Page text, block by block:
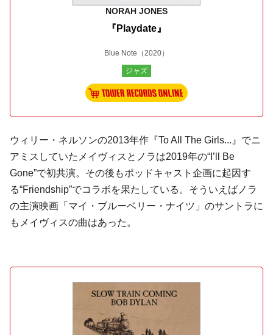
NORAH JONES
『Playdate』
Blue Note （2020）
ジャズ
ウィリー・ネルソンの2013年作『To All The Girls...』でニ
アミスしていたメイヴィスとノラは2019年の“I’ll Be
Gone”で初共演。その後もポッドキャスト企画に起因す
る“Friendship”でコラボを果たしている。そういえばノラ
の主演映画「マイ・ブルーベリー・ナイツ」のサントラに
もメイヴィスの曲はあった。